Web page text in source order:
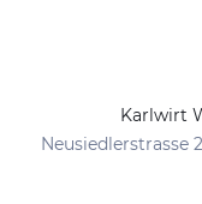
Karlwirt
Neusiedlerstrasse